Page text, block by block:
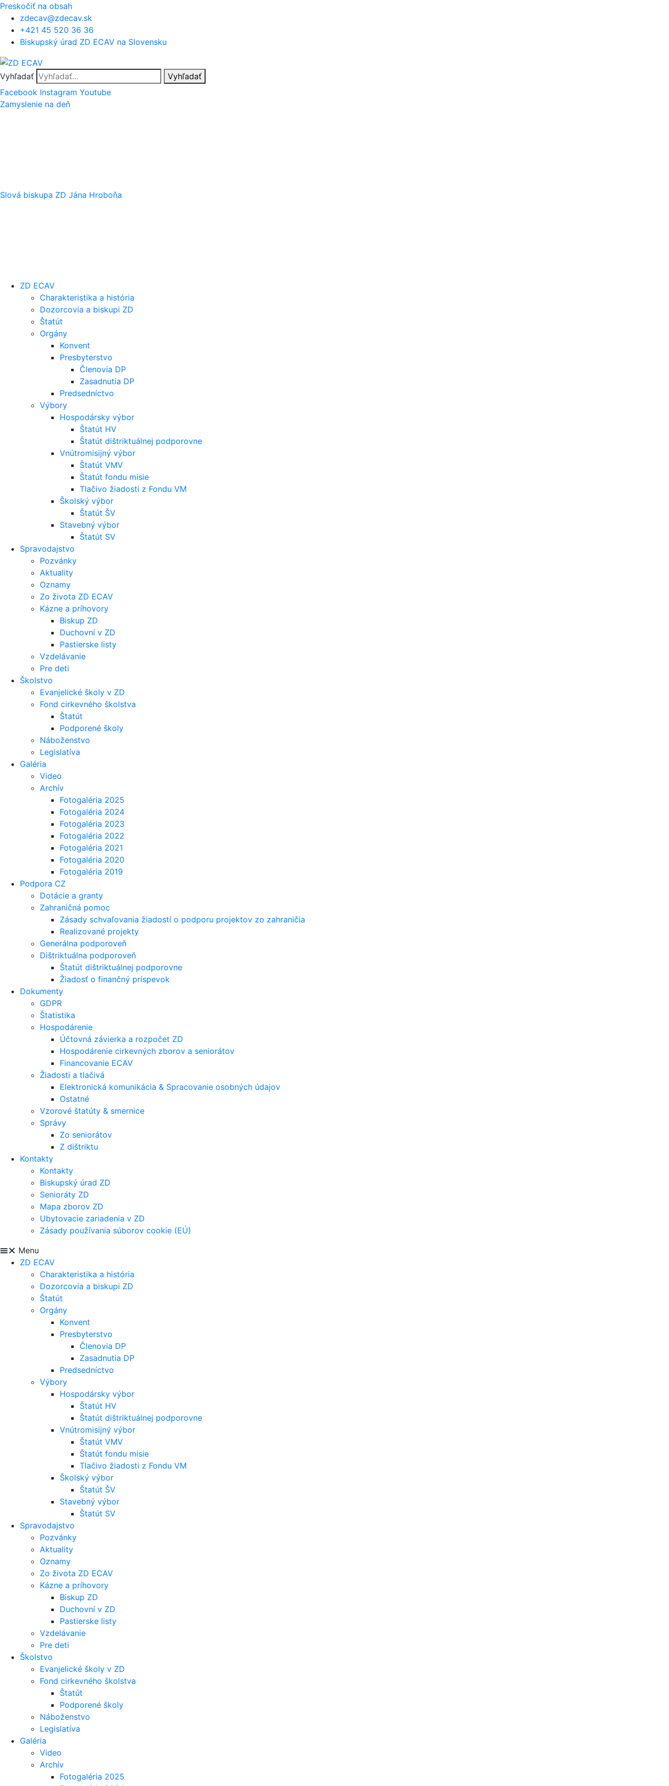
Preskočiť na obsah
zdecav@zdecav.sk
+421 45 520 36 36
Biskupský úrad ZD ECAV na Slovensku
Vyhľadať
Vyhľadať
Facebook Instagram Youtube
Zamyslenie na deň
Slová biskupa ZD Jána Hroboňa
ZD ECAV
Charakteristika a história
Dozorcovia a biskupi ZD
Štatút
Orgány
Konvent
Presbyterstvo
Členovia DP
Zasadnutia DP
Predsedníctvo
Výbory
Hospodársky výbor
Štatút HV
Štatút dištriktuálnej podporovne
Vnútromisijný výbor
Štatút VMV
Štatút fondu misie
Tlačivo žiadosti z Fondu VM
Školský výbor
Štatút ŠV
Stavebný výbor
Štatút SV
Spravodajstvo
Pozvánky
Aktuality
Oznamy
Zo života ZD ECAV
Kázne a príhovory
Biskup ZD
Duchovní v ZD
Pastierske listy
Vzdelávanie
Pre deti
Školstvo
Evanjelické školy v ZD
Fond cirkevného školstva
Štatút
Podporené školy
Náboženstvo
Legislatíva
Galéria
Video
Archív
Fotogaléria 2025
Fotogaléria 2024
Fotogaléria 2023
Fotogaléria 2022
Fotogaléria 2021
Fotogaléria 2020
Fotogaléria 2019
Podpora CZ
Dotácie a granty
Zahraničná pomoc
Zásady schvaľovania žiadostí o podporu projektov zo zahraničia
Realizované projekty
Generálna podporoveň
Dištriktuálna podporoveň
Štatút dištriktuálnej podporovne
Žiadosť o finančný príspevok
Dokumenty
GDPR
Štatistika
Hospodárenie
Účtovná závierka a rozpočet ZD
Hospodárenie cirkevných zborov a seniorátov
Financovanie ECAV
Žiadosti a tlačivá
Elektronická komunikácia & Spracovanie osobných údajov
Ostatné
Vzorové štatúty & smernice
Správy
Zo seniorátov
Z dištriktu
Kontakty
Kontakty
Biskupský úrad ZD
Senioráty ZD
Mapa zborov ZD
Ubytovacie zariadenia v ZD
Zásady používania súborov cookie (EÚ)
Menu
ZD ECAV
Charakteristika a história
Dozorcovia a biskupi ZD
Štatút
Orgány
Konvent
Presbyterstvo
Členovia DP
Zasadnutia DP
Predsedníctvo
Výbory
Hospodársky výbor
Štatút HV
Štatút dištriktuálnej podporovne
Vnútromisijný výbor
Štatút VMV
Štatút fondu misie
Tlačivo žiadosti z Fondu VM
Školský výbor
Štatút ŠV
Stavebný výbor
Štatút SV
Spravodajstvo
Pozvánky
Aktuality
Oznamy
Zo života ZD ECAV
Kázne a príhovory
Biskup ZD
Duchovní v ZD
Pastierske listy
Vzdelávanie
Pre deti
Školstvo
Evanjelické školy v ZD
Fond cirkevného školstva
Štatút
Podporené školy
Náboženstvo
Legislatíva
Galéria
Video
Archív
Fotogaléria 2025